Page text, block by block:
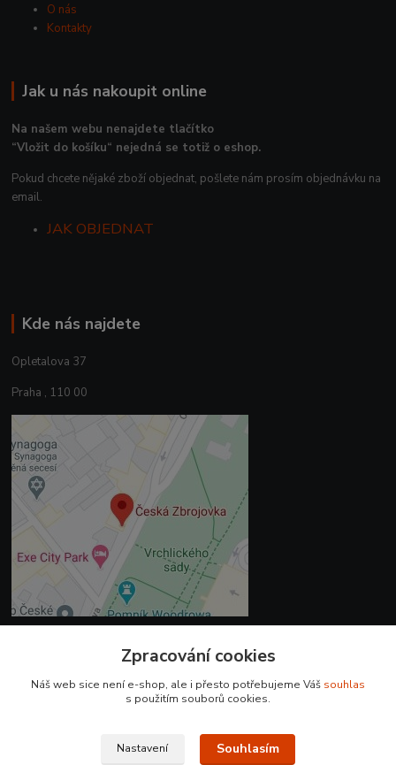
O nás
Kontakty
Jak u nás nakoupit online
Na našem webu nenajdete tlačítko
“Vložit do košíku“ nejedná se totiž o eshop.
Pokud chcete nějaké zboží objednat, pošlete nám prosím objednávku na
email.
JAK OBJEDNAT
Kde nás najdete
Opletalova 37
Praha , 110 00
+420 225 375 800
Zpracování cookies
Náš web sice není e-shop, ale i přesto potřebujeme Váš souhlas
s použitím souborů cookies.
Nastavení Souhlasím